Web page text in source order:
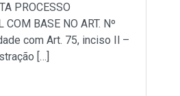
PROCESSO
BASE NO ART. Nº
com Art. 75, inciso Il –
[…]